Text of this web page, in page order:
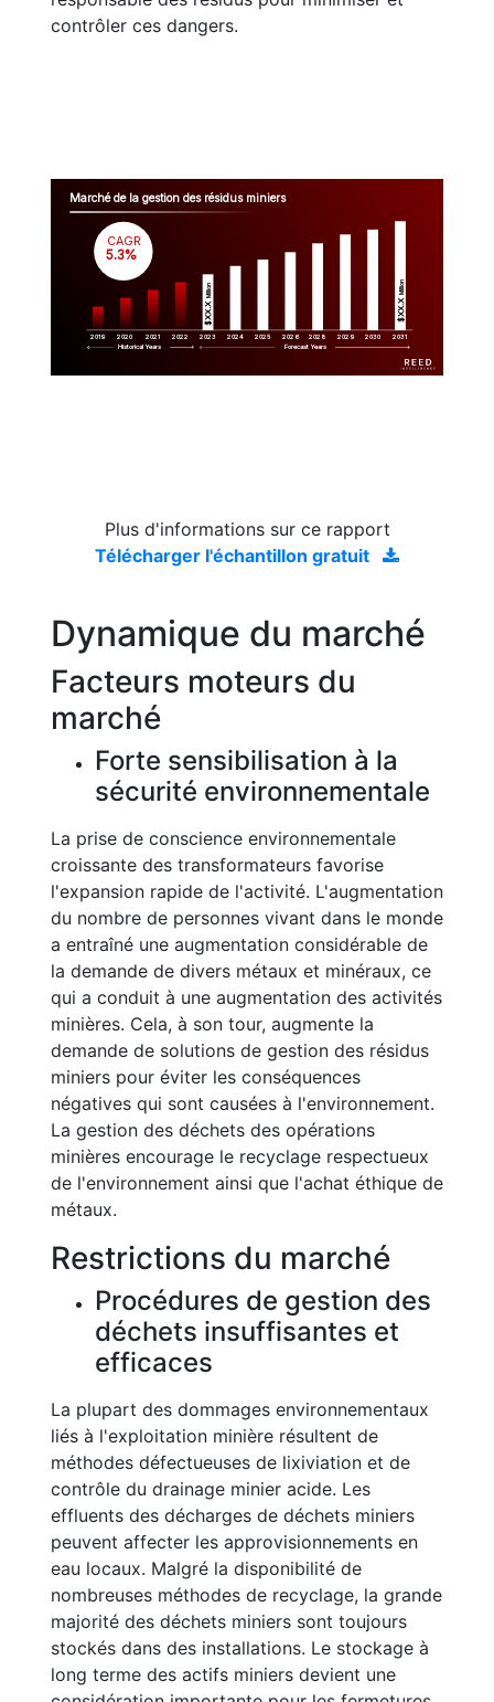
contrôler ces dangers.
Marché de la gestion des résidus miniers
2019 2020 2021 2022 2023 2024 2025 2026 2028 2029 2030 2031
$XX.X
Million
$XX.X
Million
CAGR
5.3%
Historical Years Forecast Years
Plus d'informations sur ce rapport
Télécharger l'échantillon gratuit
Dynamique du marché
Facteurs moteurs du
marché
Forte sensibilisation à la
sécurité environnementale
La prise de conscience environnementale
croissante des transformateurs favorise
l'expansion rapide de l'activité. L'augmentation
du nombre de personnes vivant dans le monde
a entraîné une augmentation considérable de
la demande de divers métaux et minéraux, ce
qui a conduit à une augmentation des activités
minières. Cela, à son tour, augmente la
demande de solutions de gestion des résidus
miniers pour éviter les conséquences
négatives qui sont causées à l'environnement.
La gestion des déchets des opérations
minières encourage le recyclage respectueux
de l'environnement ainsi que l'achat éthique de
métaux.
Restrictions du marché
Procédures de gestion des
déchets insuffisantes et
efficaces
La plupart des dommages environnementaux
liés à l'exploitation minière résultent de
méthodes défectueuses de lixiviation et de
contrôle du drainage minier acide. Les
effluents des décharges de déchets miniers
peuvent affecter les approvisionnements en
eau locaux. Malgré la disponibilité de
nombreuses méthodes de recyclage, la grande
majorité des déchets miniers sont toujours
stockés dans des installations. Le stockage à
long terme des actifs miniers devient une